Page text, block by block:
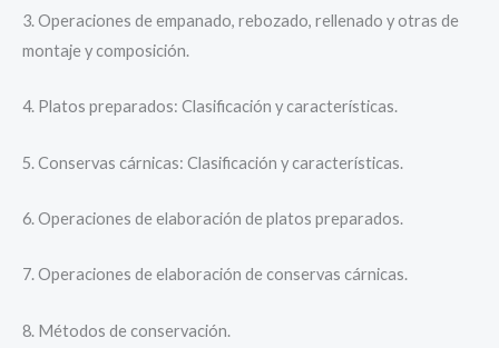
3. Operaciones de empanado, rebozado, rellenado y otras de
montaje y composición.
4. Platos preparados: Clasificación y características.
5. Conservas cárnicas: Clasificación y características.
6. Operaciones de elaboración de platos preparados.
7. Operaciones de elaboración de conservas cárnicas.
8. Métodos de conservación.